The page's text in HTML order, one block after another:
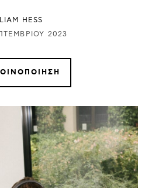
LIAM HESS
2023